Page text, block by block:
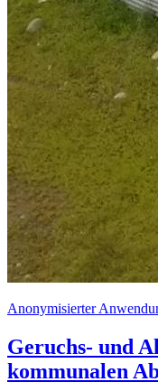
Anonymisierter
Geruchs- und
kommunalen